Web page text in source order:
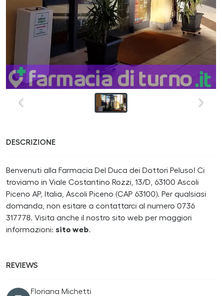
DESCRIZIONE
Benvenuti alla Farmacia Del Duca dei Dottori Peluso! Ci
troviamo in Viale Costantino Rozzi, 13/D, 63100 Ascoli
Piceno AP, Italia, Ascoli Piceno (CAP 63100). Per qualsiasi
domanda, non esitare a contattarci al numero 0736
317778. Visita anche il nostro sito web per maggiori
informazioni: sito web.
REVIEWS
Floriana Michetti